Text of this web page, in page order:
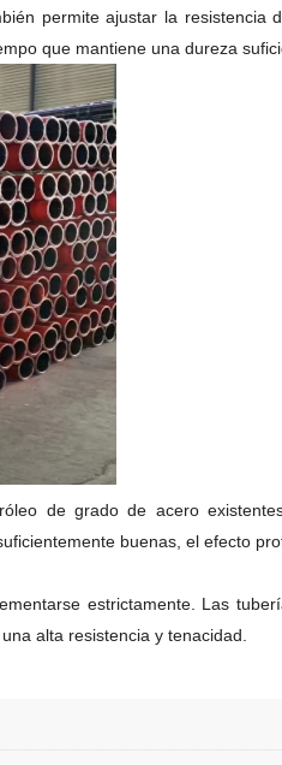
permite ajustar la
que mantiene una dureza
de grado de acero
buenas, el efecto
estrictamente. Las
alta resistencia y tenacidad.